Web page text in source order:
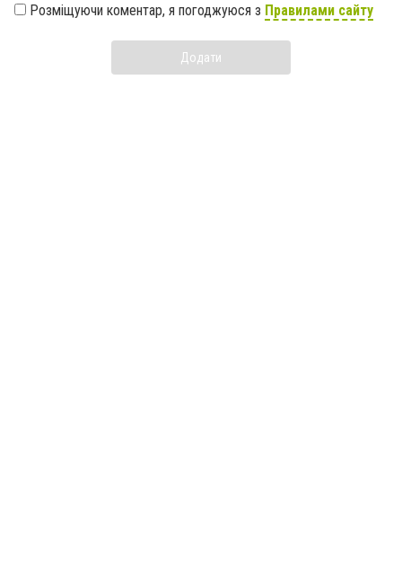
Розміщуючи коментар, я погоджуюся з Правилами сайту
Додати